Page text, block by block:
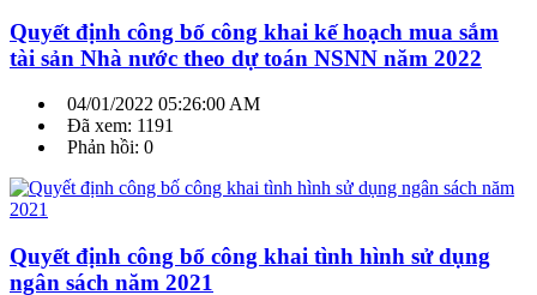
Quyết định công bố công khai kế hoạch mua sắm
tài sản Nhà nước theo dự toán NSNN năm 2022
04/01/2022 05:26:00 AM
Đã xem: 1191
Phản hồi: 0
Quyết định công bố công khai tình hình sử dụng
ngân sách năm 2021